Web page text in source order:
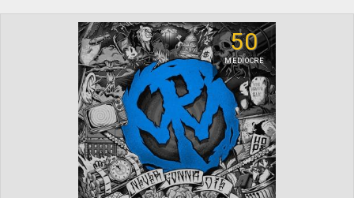
50
MEDIOCRE